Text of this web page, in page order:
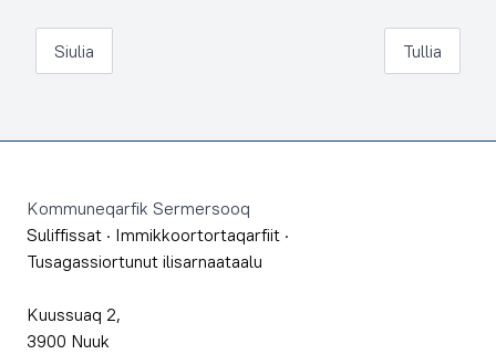
Siulia Tullia
Kommuneqarfik Sermersooq
Suliffissat · Immikkoortortaqarfiit ·
Tusagassiortunut ilisarnaataalu
Kuussuaq 2,
3900 Nuuk